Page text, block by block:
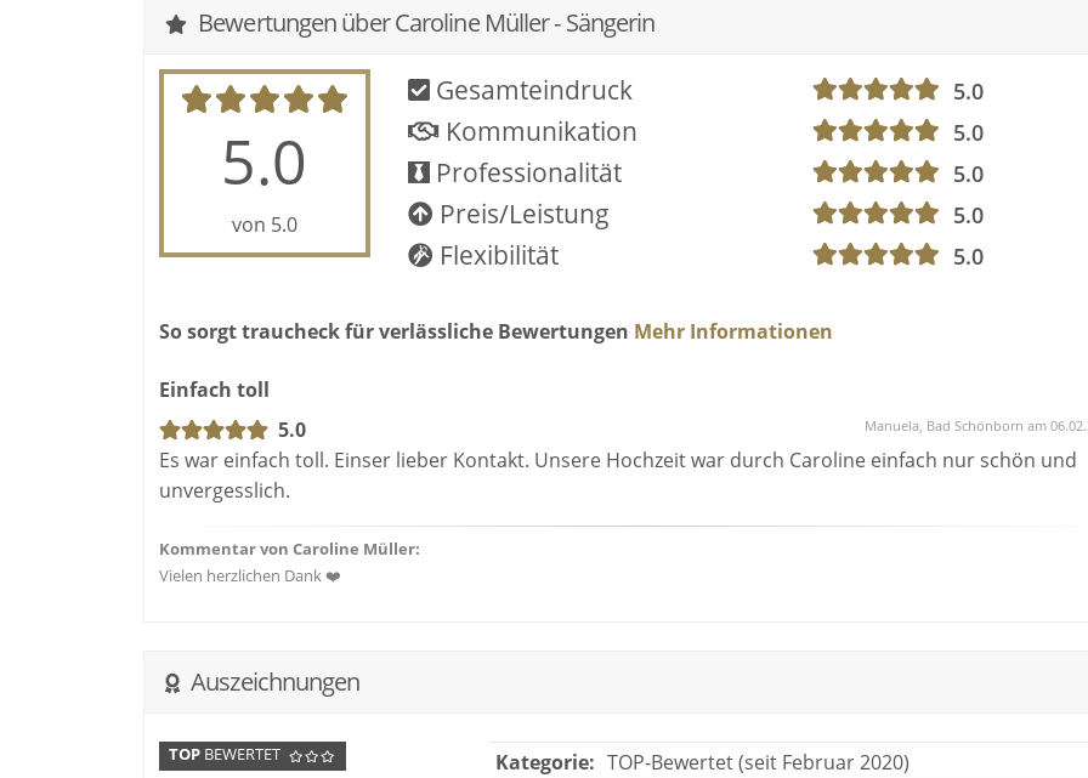
Bewertungen über Caroline Müller - Sängerin
5.0
von 5.0
Gesamteindruck 5.0
Kommunikation 5.0
Professionalität 5.0
Preis/Leistung 5.0
Flexibilität 5.0
So sorgt traucheck für verlässliche Bewertungen Mehr Informationen
Einfach toll
5.0
Manuela, Bad Schönborn am
Es war einfach toll. Einser lieber Kontakt. Unsere Hochzeit war durch Caroline einfach nur schön und
unvergesslich.
Kommentar von Caroline Müller:
Vielen herzlichen Dank ❤️
Auszeichnungen
TOPBEWERTET Kategorie: TOP-Bewertet (seit Februar 2020)